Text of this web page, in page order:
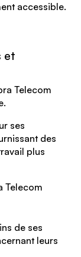
accessible.
et
Telecom
ses
des
plus
Telecom
de ses
leurs